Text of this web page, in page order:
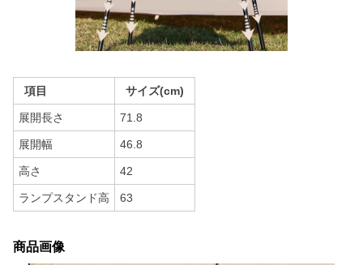
項目 サイズ(cm)
展開長さ 71.8
展開幅 46.8
高さ 42
ランプスタンド高 63
商品画像